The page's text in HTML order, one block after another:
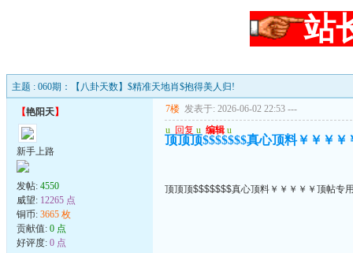
站
主题 : 060期：【八卦天数】$精准天地肖$抱得美人归!
【艳阳天】
新手上路
发帖: 4550
威望: 12265 点
铜币: 3665 枚
贡献值: 0 点
好评度: 0 点
7楼 发表于: 2026-06-02 22:53 ---
u 回复 u 编辑 u
顶顶顶$$$$$$$真心顶料￥￥￥￥
顶顶顶$$$$$$$真心顶料￥￥￥￥￥顶帖专